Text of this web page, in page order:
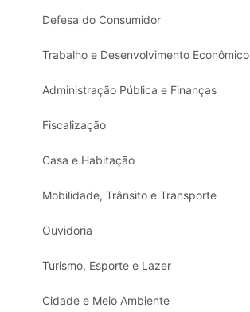
Defesa do Consumidor
Trabalho e Desenvolvimento Econômico
Administração Pública e Finanças
Fiscalização
Casa e Habitação
Mobilidade, Trânsito e Transporte
Ouvidoria
Turismo, Esporte e Lazer
Cidade e Meio Ambiente